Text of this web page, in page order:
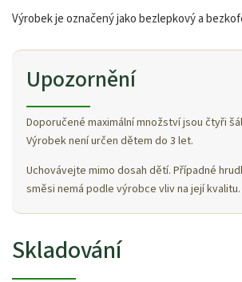
Výrobek je označený jako bezlepkový a
Upozornění
Doporučené maximální množství jsou čtyři
Výrobek není určen dětem do 3 let.
Uchovávejte mimo dosah dětí. Případné
směsi nemá podle výrobce vliv na její kvalitu.
Skladování